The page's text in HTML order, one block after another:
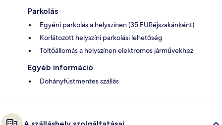
Parkolás
Egyéni parkolás a helyszínen (35 EURéjszakánként)
Korlátozott helyszíni parkolási lehetőség
Töltőállomás a helyszínen elektromos járművekhez
Egyéb információ
Dohányfüstmentes szállás